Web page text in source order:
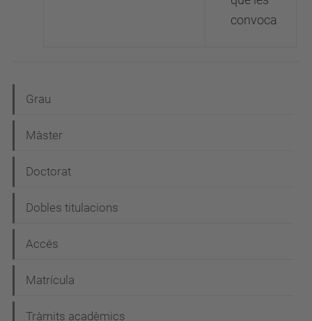
convoca
a
v
g
a
i
ó
Grau
Màster
Doctorat
Dobles titulacions
Accés
Matrícula
Tràmits acadèmics